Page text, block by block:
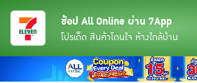
ช้อป All Online ผ่าน 7App
โปรเด็ด สินค้าโดนใจ ห้างใกล้บ้าน